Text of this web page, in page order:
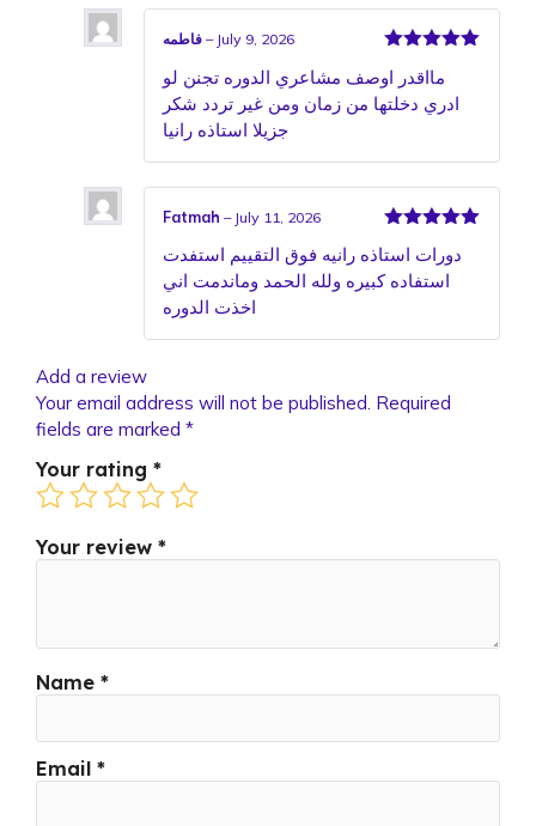
of 5
– July 9, 2026
مااقدر اوصف مشاعري الدوره تجنن لو
ادري دخلتها من زمان ومن غير تردد شكر
جزيلا استاذه رانيا
of 5
Fatmah – July 11, 2026
دورات استاذه رانيه فوق التقييم استفدت
استفاده كبيره ولله الحمد وماندمت اني
اخذت الدوره
Add a review
Your email address will not be published. Required
fields are marked *
Your rating *
Your review *
Name *
Email *